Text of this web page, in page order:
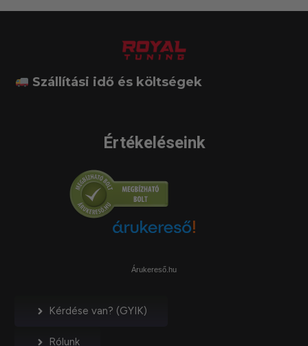
Szállítási idő és költségek
Értékeléseink
Árukereső.hu
Kérdése van? (GYIK)
Rólunk